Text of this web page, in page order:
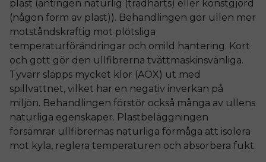
plast (antingen naturlig (trädharts) eller konstgjord
(någon form av plast)). Behandlingen gör ullen mer
motståndskraftig mot plötsliga
temperaturförändringar och omild hantering. Kort
och gott gör den ullfibrerna tvättmaskinsvänliga.
Tyvärr släpps mycket klor (AOX) ut med
spillvattnet, vilket har en negativ inverkan på
miljön. Behandlingen förstör också många av ullens
naturliga egenskaper. Plastbeläggningen
försämrar ullfibrernas naturliga förmåga att isolera
mot kyla, reglera temperaturen och absorbera fukt.